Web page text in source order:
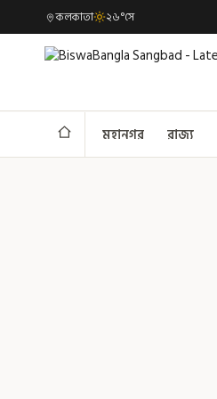
কলকাতা ২৬°সে
মহানগর রাজ্য